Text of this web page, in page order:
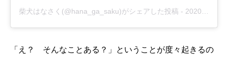
柴犬はなさく(@hana_ga_saku)がシェアした投稿 - 2020年 5月月21日午前3時33分PDT
「え？ そんなことある？」ということが度々起きるの